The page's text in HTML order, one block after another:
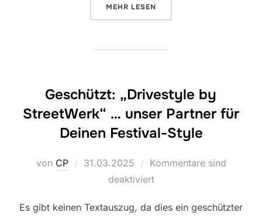
MEHR ÜBER „CLUB-PAKETE UND
LESEN
Geschützt: „Drivestyle by
StreetWerk“ … unser Partner für
Deinen Festival-Style
von CP
Veröffentlicht
31.03.2025
Kommentare sind
deaktiviert
Es gibt keinen Textauszug, da dies ein geschützter